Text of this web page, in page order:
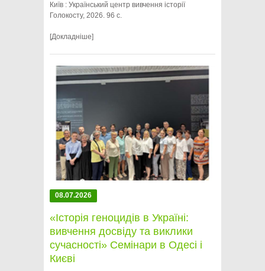
Київ : Український центр вивчення історії
Голокосту, 2026. 96 с.
[Докладніше]
08.07.2026
«Історія геноцидів в Україні:
вивчення досвіду та виклики
сучасності» Семінари в Одесі і
Києві